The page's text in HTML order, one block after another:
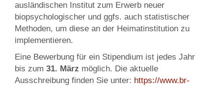
ausländischen Institut zum Erwerb neuer
biopsychologischer und ggfs. auch statistischer
Methoden, um diese an der Heimatinstitution zu
implementieren.
Eine Bewerbung für ein Stipendium ist jedes Jahr
bis zum 31. März möglich. Die aktuelle
Ausschreibung finden Sie unter: https://www.br-